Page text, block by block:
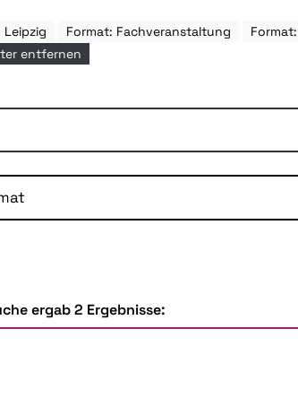
Format: Fachveranstaltung
entfernen
ergab 2 Ergebnisse: